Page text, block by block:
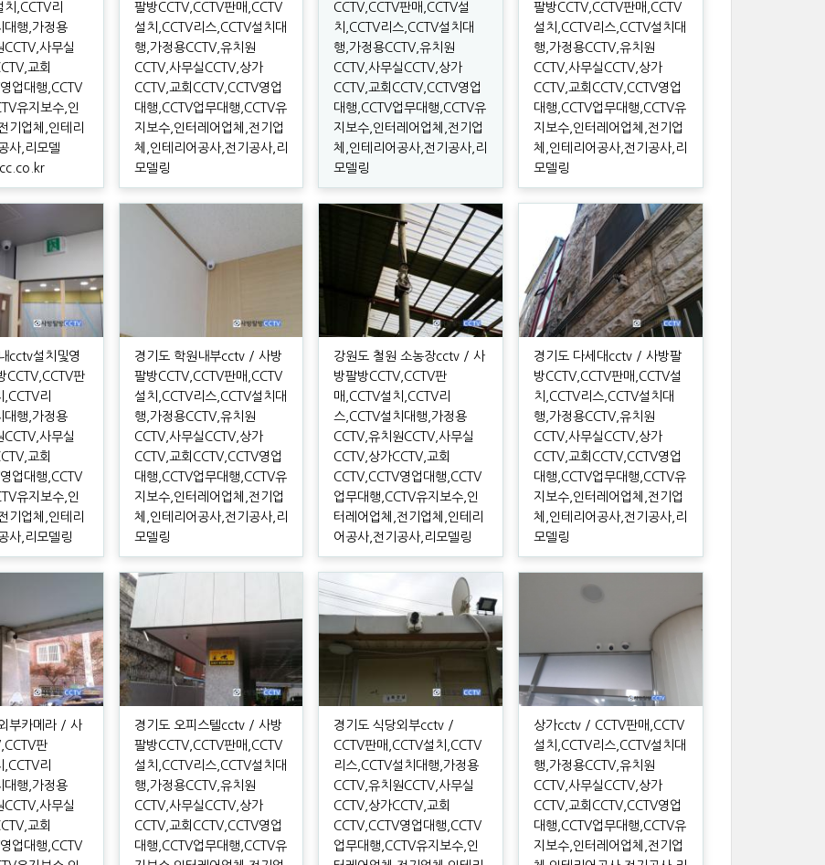
치,CCTV리
대행,가정용
CCTV,사무실
교회
업대행,CCTV
유지보수,인
기업체,인테리
사,리모델
팔방CCTV,CCTV판매,CCTV
설치,CCTV리스,CCTV설치대
행,가정용CCTV,유치원
CCTV,사무실CCTV,상가
CCTV,교회CCTV,CCTV영업
대행,CCTV업무대행,CCTV유
지보수,인터레어업체,전기업
체,인테리어공사,전기공사,리
모델링
CCTV,CCTV판매,CCTV설
치,CCTV리스,CCTV설치대
행,가정용CCTV,유치원
CCTV,사무실CCTV,상가
CCTV,교회CCTV,CCTV영업
대행,CCTV업무대행,CCTV유
지보수,인터레어업체,전기업
체,인테리어공사,전기공사,리
모델링
팔방CCTV,CCTV판매,CCTV
설치,CCTV리스,CCTV설치대
행,가정용CCTV,유치원
CCTV,사무실CCTV,상가
CCTV,교회CCTV,CCTV영업
대행,CCTV업무대행,CCTV유
지보수,인터레어업체,전기업
체,인테리어공사,전기공사,리
모델링
cctv설치및영
CCTV,CCTV판
,CCTV리
대행,가정용
CCTV,사무실
교회
업대행,CCTV
유지보수,인
기업체,인테리
사,리모델링
경기도 학원내부cctv / 사방
팔방CCTV,CCTV판매,CCTV
설치,CCTV리스,CCTV설치대
행,가정용CCTV,유치원
CCTV,사무실CCTV,상가
CCTV,교회CCTV,CCTV영업
대행,CCTV업무대행,CCTV유
지보수,인터레어업체,전기업
체,인테리어공사,전기공사,리
모델링
강원도 철원 소농장cctv / 사
방팔방CCTV,CCTV판
매,CCTV설치,CCTV리
스,CCTV설치대행,가정용
CCTV,유치원CCTV,사무실
CCTV,상가CCTV,교회
CCTV,CCTV영업대행,CCTV
업무대행,CCTV유지보수,인
터레어업체,전기업체,인테리
어공사,전기공사,리모델링
경기도 다세대cctv / 사방팔
방CCTV,CCTV판매,CCTV설
치,CCTV리스,CCTV설치대
행,가정용CCTV,유치원
CCTV,사무실CCTV,상가
CCTV,교회CCTV,CCTV영업
대행,CCTV업무대행,CCTV유
지보수,인터레어업체,전기업
체,인테리어공사,전기공사,리
모델링
부카메라 / 사
판
,CCTV리
대행,가정용
CCTV,사무실
교회
업대행,CCTV
경기도 오피스텔cctv / 사방
팔방CCTV,CCTV판매,CCTV
설치,CCTV리스,CCTV설치대
행,가정용CCTV,유치원
CCTV,사무실CCTV,상가
CCTV,교회CCTV,CCTV영업
대행,CCTV업무대행,CCTV유
경기도 식당외부cctv /
CCTV판매,CCTV설치,CCTV
리스,CCTV설치대행,가정용
CCTV,유치원CCTV,사무실
CCTV,상가CCTV,교회
CCTV,CCTV영업대행,CCTV
업무대행,CCTV유지보수,인
상가cctv / CCTV판매,CCTV
설치,CCTV리스,CCTV설치대
행,가정용CCTV,유치원
CCTV,사무실CCTV,상가
CCTV,교회CCTV,CCTV영업
대행,CCTV업무대행,CCTV유
지보수,인터레어업체,전기업